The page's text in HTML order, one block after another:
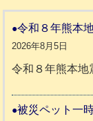
令和８年熊本
2026年8月5日
令和８年熊本
被災ペット一